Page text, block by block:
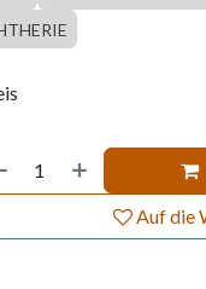
Auf die